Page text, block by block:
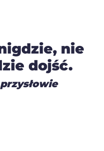
nie
dojść.